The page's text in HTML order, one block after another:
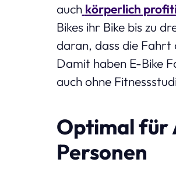
auch körperlich
Bikes ihr Bike bis zu
daran, dass die
Damit haben E-Bike
auch ohne
Optimal für
Personen